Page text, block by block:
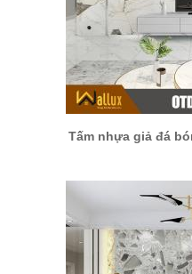
Tấm nhựa giả đá